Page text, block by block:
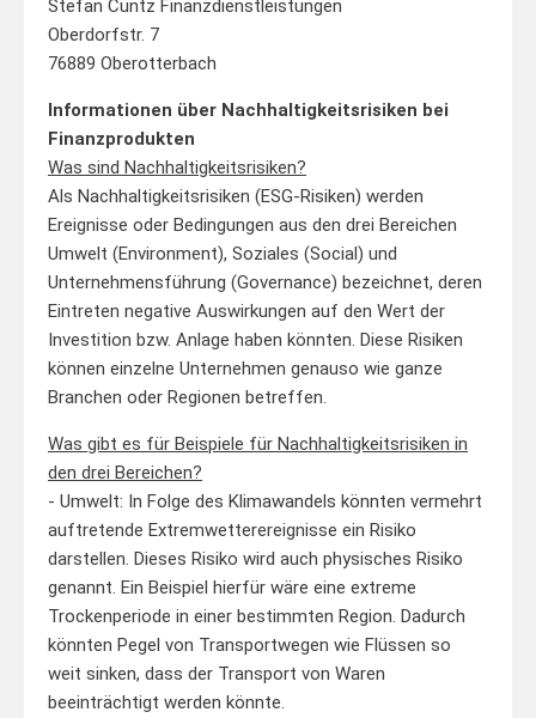
Stefan Cuntz Finanzdienstleistungen
Oberdorfstr. 7
76889 Oberotterbach
Informationen über Nachhaltigkeitsrisiken bei
Finanzprodukten
Was sind Nachhaltigkeitsrisiken?
Als Nachhaltigkeitsrisiken (ESG-Risiken) werden
Ereignisse oder Bedingungen aus den drei Bereichen
Umwelt (Environment), Soziales (Social) und
Unternehmensführung (Governance) bezeichnet, deren
Eintreten negative Auswirkungen auf den Wert der
Investition bzw. Anlage haben könnten. Diese Risiken
können einzelne Unternehmen genauso wie ganze
Branchen oder Regionen betreffen.
Was gibt es für Beispiele für Nachhaltigkeitsrisiken in
den drei Bereichen?
- Umwelt: In Folge des Klimawandels könnten vermehrt
auftretende Extremwetterereignisse ein Risiko
darstellen. Dieses Risiko wird auch physisches Risiko
genannt. Ein Beispiel hierfür wäre eine extreme
Trockenperiode in einer bestimmten Region. Dadurch
könnten Pegel von Transportwegen wie Flüssen so
weit sinken, dass der Transport von Waren
beeinträchtigt werden könnte.